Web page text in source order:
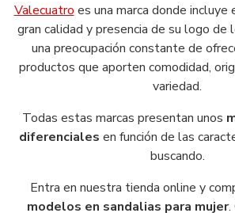
Valecuatro es una marca donde incluye
gran calidad y presencia de su logo de
una preocupación constante de
productos que aporten comodidad,
variedad.
Todas estas marcas presentan unos
diferenciales en función de las
buscando.
Entra en nuestra tienda online y
modelos en sandalias para mujer.